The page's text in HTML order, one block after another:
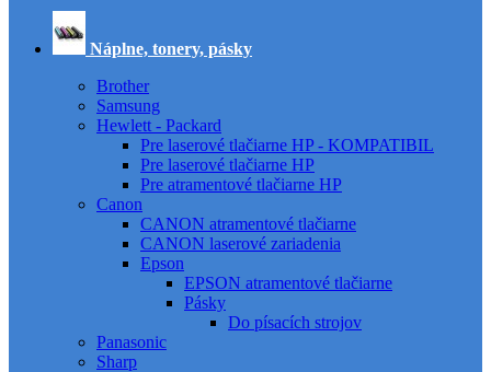
Náplne, tonery, pásky
Brother
Samsung
Hewlett - Packard
Pre laserové tlačiarne HP - KOMPATIBIL
Pre laserové tlačiarne HP
Pre atramentové tlačiarne HP
Canon
CANON atramentové tlačiarne
CANON laserové zariadenia
Epson
EPSON atramentové tlačiarne
Pásky
Do písacích strojov
Panasonic
Sharp